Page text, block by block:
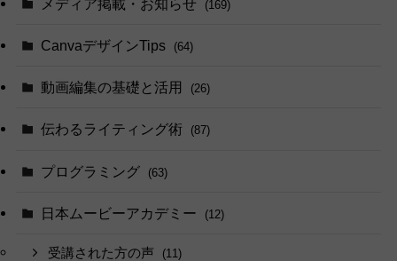
メディア掲載・お知らせ (169)
CanvaデザインTips (64)
動画編集の基礎と活用 (26)
伝わるライティング術 (87)
プログラミング (63)
日本ムービーアカデミー (12)
受講された方の声 (11)